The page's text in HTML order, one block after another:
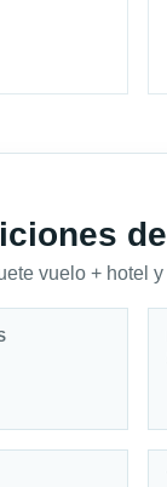
vuelo + hotel